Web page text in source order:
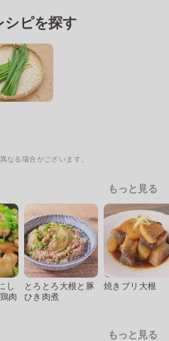
シピを探す
なる場合がございます。
もっと見る
し
肉
とろとろ大根と豚
ひき肉煮
焼きブリ大根
もっと見る